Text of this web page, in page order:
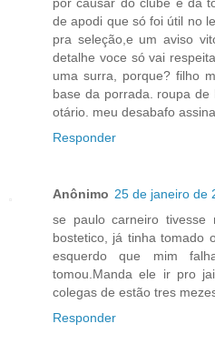
por causar do clube e da
de apodi que só foi útil no
pra seleção,e um aviso
detalhe voce só vai
uma surra, porque? filho
base da porrada. roupa
otário. meu desabafo
Responder
Anônimo 25 de janeiro de
se paulo carneiro tivesse
bostetico, já tinha tomado
esquerdo que mim
tomou.Manda ele ir pro
colegas de estão tres
Responder